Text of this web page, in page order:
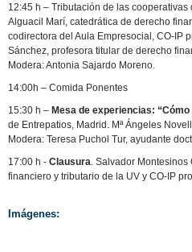
12:45 h – Tributación de las
Alguacil Marí, catedrática de derecho
codirectora del Aula Empresocial, CO-IP
Sánchez, profesora titular de derecho
Modera: Antonia Sajardo Moreno.
14:00h – Comida Ponentes
15:30 h –Mesa de experiencias: “Cómo
de Entrepatios, Madrid. Mª Ángeles
Modera: Teresa Puchol Tur, ayudante
17:00 h -Clausura . Salvador
financiero y tributario de la UV y CO-IP
Imágenes: